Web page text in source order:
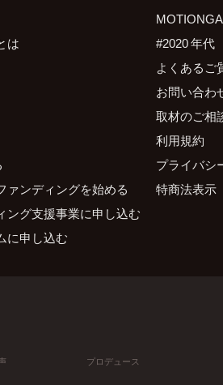
は
ァンディングを始める
ング支援事業に申し込む
に申し込む
#2020 年代
よくあるご
お問い合わ
取材のご相
利用規約
プライバシ
特商法表示
プロデュース